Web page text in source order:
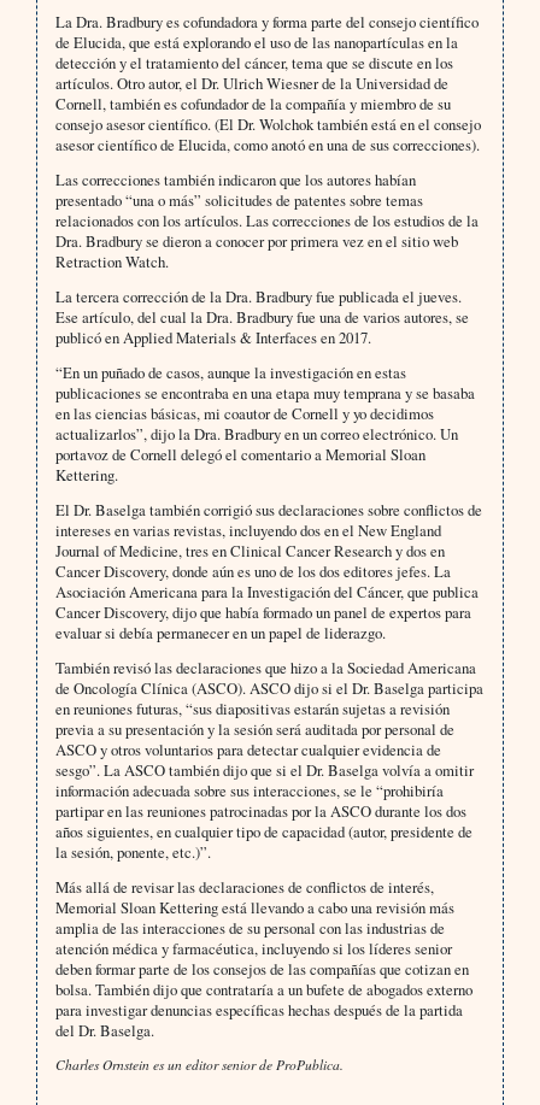
La Dra. Bradbury es cofundadora y forma parte del consejo científico
de Elucida, que está explorando el uso de las nanopartículas en la
detección y el tratamiento del cáncer, tema que se discute en los
artículos. Otro autor, el Dr. Ulrich Wiesner de la Universidad de
Cornell, también es cofundador de la compañía y miembro de su
consejo asesor científico. (El Dr. Wolchok también está en el consejo
asesor científico de Elucida, como anotó en una de sus correcciones).
Las correcciones también indicaron que los autores habían
presentado “una o más” solicitudes de patentes sobre temas
relacionados con los artículos. Las correcciones de los estudios de la
Dra. Bradbury se dieron a conocer por primera vez en el sitio web
Retraction Watch.
La tercera corrección de la Dra. Bradbury fue publicada el jueves.
Ese artículo, del cual la Dra. Bradbury fue una de varios autores, se
publicó en Applied Materials & Interfaces en 2017.
“En un puñado de casos, aunque la investigación en estas
publicaciones se encontraba en una etapa muy temprana y se basaba
en las ciencias básicas, mi coautor de Cornell y yo decidimos
actualizarlos”, dijo la Dra. Bradbury en un correo electrónico. Un
portavoz de Cornell delegó el comentario a Memorial Sloan
Kettering.
El Dr. Baselga también corrigió sus declaraciones sobre conflictos de
intereses en varias revistas, incluyendo dos en el New England
Journal of Medicine, tres en Clinical Cancer Research y dos en
Cancer Discovery, donde aún es uno de los dos editores jefes. La
Asociación Americana para la Investigación del Cáncer, que publica
Cancer Discovery, dijo que había formado un panel de expertos para
evaluar si debía permanecer en un papel de liderazgo.
También revisó las declaraciones que hizo a la Sociedad Americana
de Oncología Clínica (ASCO). ASCO dijo si el Dr. Baselga participa
en reuniones futuras, “sus diapositivas estarán sujetas a revisión
previa a su presentación y la sesión será auditada por personal de
ASCO y otros voluntarios para detectar cualquier evidencia de
sesgo”. La ASCO también dijo que si el Dr. Baselga volvía a omitir
información adecuada sobre sus interacciones, se le “prohibiría
partipar en las reuniones patrocinadas por la ASCO durante los dos
años siguientes, en cualquier tipo de capacidad (autor, presidente de
la sesión, ponente, etc.)”.
Más allá de revisar las declaraciones de conflictos de interés,
Memorial Sloan Kettering está llevando a cabo una revisión más
amplia de las interacciones de su personal con las industrias de
atención médica y farmacéutica, incluyendo si los líderes senior
deben formar parte de los consejos de las compañías que cotizan en
bolsa. También dijo que contrataría a un bufete de abogados externo
para investigar denuncias específicas hechas después de la partida
del Dr. Baselga.
Charles Ornstein es un editor senior de ProPublica.